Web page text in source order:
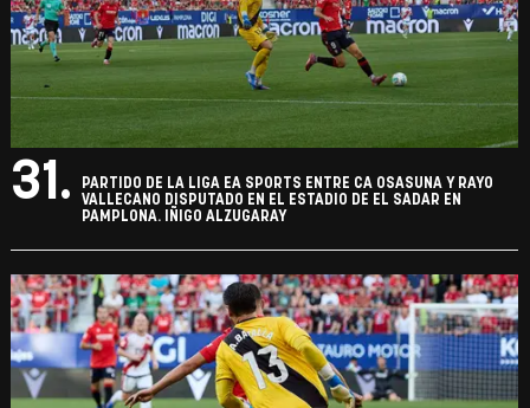
31.
PARTIDO DE LA LIGA EA SPORTS ENTRE CA OSASUNA Y RAYO
VALLECANO DISPUTADO EN EL ESTADIO DE EL SADAR EN
PAMPLONA. IÑIGO ALZUGARAY